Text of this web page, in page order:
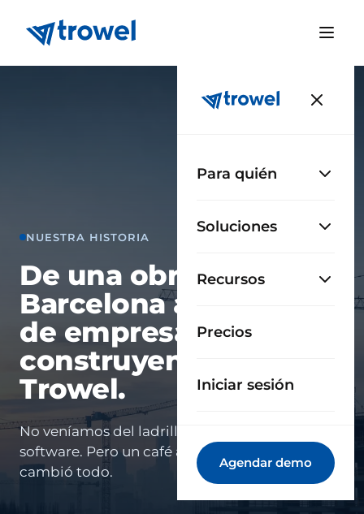
Para quién
Soluciones
Recursos
Precios
Iniciar sesión
Agendar demo
NUESTRA HISTORIA
De una obra en
Barcelona a cientos
de empresas
construyendo con
Trowel.
No veníamos del ladrillo, veníamos del
software. Pero un café a media mañana lo
cambió todo.